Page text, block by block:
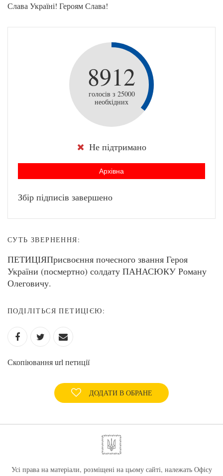
Слава Україні! Героям Слава!
8912
голосів з 25000
необхідних
Не підтримано
Архівна
Збір підписів завершено
СУТЬ ЗВЕРНЕННЯ:
ПЕТИЦІЯ ​Присвоєння почесного звання Героя
України (посмертно) солдату ПАНАСЮКУ Роману
Олеговичу.
ПОДІЛІТЬСЯ ПЕТИЦІЄЮ:
Скопіювання url петиції
ДОДАТИ В ОБРАНЕ
Усі права на матеріали, розміщені на цьому сайті, належать Офісу